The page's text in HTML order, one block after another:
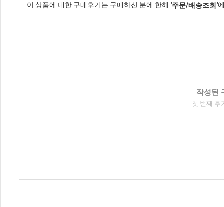
이 상품에 대한 구매후기는 구매하신 분에 한해 '주문/배송조회'
작성된
첫 번째 후